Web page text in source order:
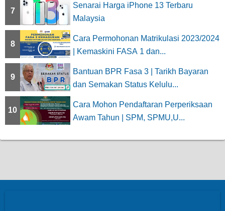
7
Senarai Harga iPhone 13 Terbaru
Malaysia
8
Cara Permohonan Matrikulasi 2023/2024
| Kemaskini FASA 1 dan...
9
Bantuan BPR Fasa 3 | Tarikh Bayaran
dan Semakan Status Kelulu...
10
Cara Mohon Pendaftaran Perperiksaan
Awam Tahun | SPM, SPMU,U...